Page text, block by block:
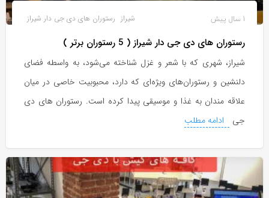
شیراز رستوران های دی جی دار شیراز
رستوران های دی جی دار شیراز ( 5 رستوران برتر )
شیراز، شهری که با شعر و غزل شناخته می‌شود، به واسطه فضای
دلنشین و رستوران‌های ویژه‌ای که دارد، محبوبیت خاصی در میان
علاقه مندان به غذا و موسیقی پیدا کرده است. رستوران های دی
جی
ادامه مطلب